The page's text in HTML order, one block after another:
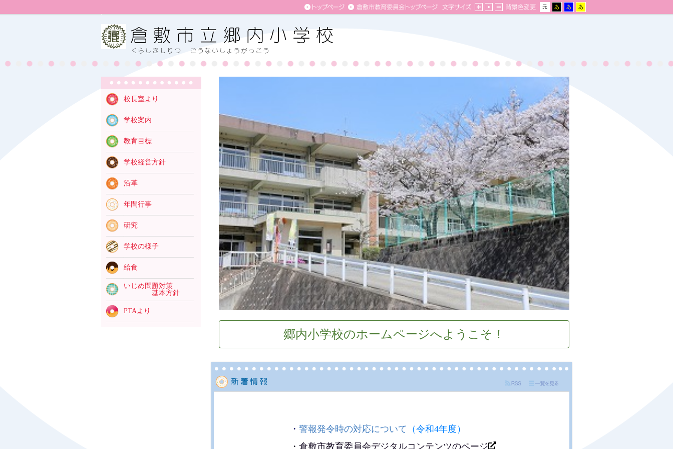
校長室より
学校案内
教育目標
学校経営方針
沿革
年間行事
研究
学校の様子
給食
いじめ問題対策
基本方針
PTAより
郷内小学校のホームページへようこそ！
・ 警報発令時の対応について （令和4年度）
・ 倉敷市教育委員会デジタルコンテンツのページ